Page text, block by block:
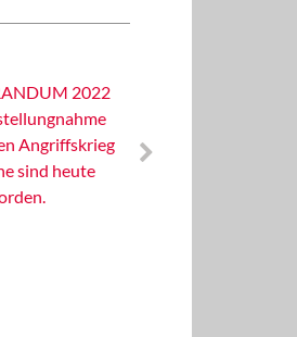
2022
Angriffskrieg
sind heute